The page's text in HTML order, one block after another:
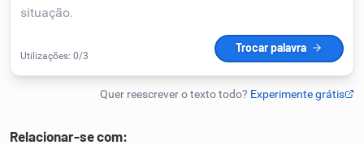
Humanizador de IA
Relacionar-se com: